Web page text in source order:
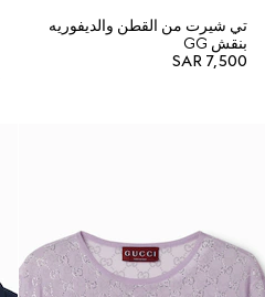
تي شيرت من القطن والديفوريه
بنقش GG
SAR 7,500